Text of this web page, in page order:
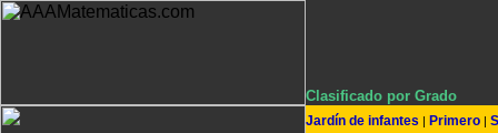
Clasificado por Grado
Jardín de infantes | Primero |